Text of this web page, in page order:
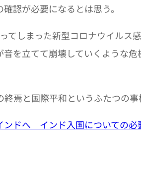
認が必要になるとは思う。
てしまった新型コロナウイルス
音を立てて崩壊していくような
焉と国際平和というふたつの
ンドへ インド入国についての